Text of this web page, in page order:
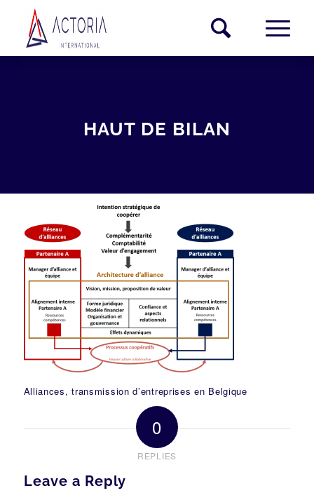
HAUT DE BILAN
Alliances, transmission d’entreprises en Belgique
0
REPLIES
Leave a Reply